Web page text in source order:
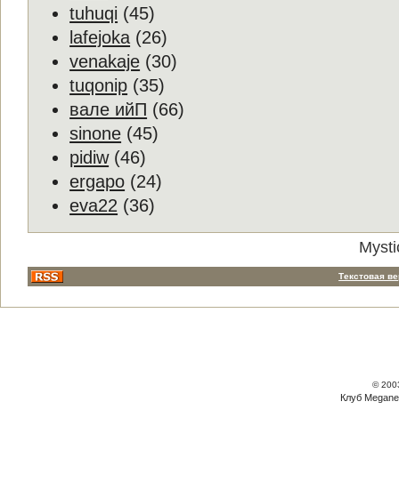
tuhuqi (45)
lafejoka (26)
venakaje (30)
tuqonip (35)
вале ийП (66)
sinone (45)
pidiw(46)
ergapo (24)
eva22 (36)
Текстовая
©
Клуб